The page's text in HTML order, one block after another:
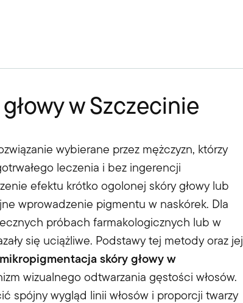
w Szczecinie
wybierane przez mężczyzn, którzy
leczenia i bez ingerencji
efektu krótko ogolonej skóry głowy lub
wprowadzenie pigmentu w naskórek. Dla
próbach farmakologicznych lub w
się uciążliwe. Podstawy tej metody oraz jej
mikropigmentacja skóry głowy w
wizualnego odtwarzania gęstości włosów.
spójny wygląd linii włosów i proporcji twarzy